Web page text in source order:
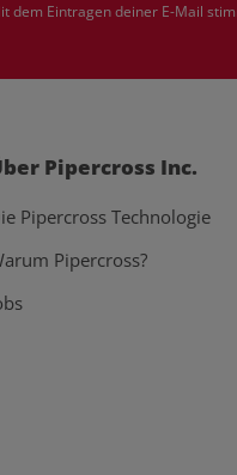
dem Eintragen deiner E-Mail
Pipercross Inc.
Pipercross Technologie
Pipercross?